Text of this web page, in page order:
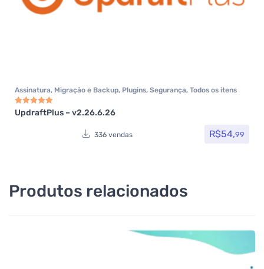
Assinatura, Migração e Backup, Plugins, Segurança, Todos os itens
Avaliação
UpdraftPlus – v2.26.6.26
336 vendas R$54,99
Produtos relacionados